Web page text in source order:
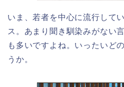
いま、若者を中心に流行して
ス。あまり聞き馴染みがない
も多いですよね。いったいど
うか。